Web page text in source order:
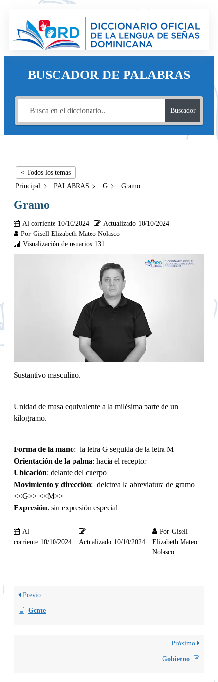
BUSCADOR DE PALABRAS
Buscador
< Todos los temas
Principal
PALABRAS G Gramo
Gramo
Al corriente 10/10/2024 Actualizado 10/10/2024
Por Gisell Elizabeth Mateo Nolasco
Visualización de usuarios 131
Sustantivo masculino.
Unidad de masa equivalente a la milésima parte de un
kilogramo.
Forma de la mano: la letra G seguida de la letra M
Orientación de la palma: hacia el receptor
Ubicación: delante del cuerpo
Movimiento y dirección: deletrea la abreviatura de gramo
<<G>> <<M>>
Expresión: sin expresión especial
Al
corriente 10/10/2024 Actualizado 10/10/2024
Por Gisell
Elizabeth Mateo
Nolasco
Previo
Gente
Próximo
Gobierno